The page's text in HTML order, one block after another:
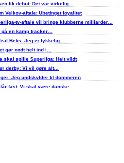
fik debut: Det var virkelig…
Velkov-aftale: Ubetinget loyalitet
tv-aftale vil bringe klubberne milliarder…
på en kamp tracker…
Betis: Jeg er lykkelig…
gør ondt helt ind i…
skal spille Superliga: Helt vildt
derby: Vi vil gøre alt…
Jeg undskylder til dommeren
fast: Vi skal være danske…